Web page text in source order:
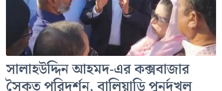
সালাহউদ্দিন আহমদ-এর কক্সবাজার